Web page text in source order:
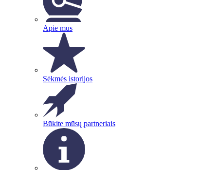
Apie mus
Sėkmės istorijos
Būkite mūsų partneriais